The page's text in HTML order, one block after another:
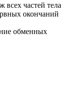
частей тела
окончаний
обменных